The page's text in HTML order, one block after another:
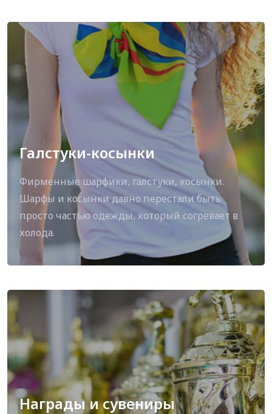
Галстуки-косынки
Фирменные шарфики, галстуки, косынки.
Шарфы и косынки давно перестали быть
просто частью одежды, который согревает в
холода.
Награды и сувениры